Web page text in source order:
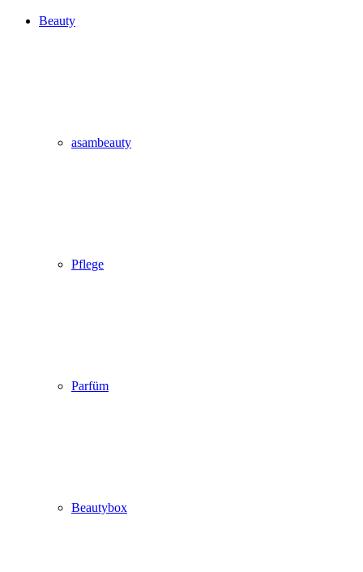
Beauty
asambeauty
Pflege
Parfüm
Beautybox